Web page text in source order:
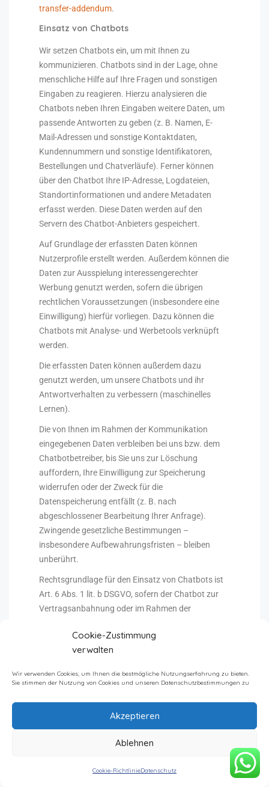
Cookie-Zustimmung
verwalten
Wir verwenden Cookies, um Ihnen die bestmögliche Nutzungserfahrung zu bieten.
Sie stimmen der Nutzung von Cookies und unseren Datenschutzbestimmungen zu
Akzeptieren
Ablehnen
Cookie-RichtlinieDatenschutz
transfer-addendum.
Einsatz von Chatbots
Wir setzen Chatbots ein, um mit Ihnen zu
kommunizieren. Chatbots sind in der Lage, ohne
menschliche Hilfe auf Ihre Fragen und sonstigen
Eingaben zu reagieren. Hierzu analysieren die
Chatbots neben Ihren Eingaben weitere Daten, um
passende Antworten zu geben (z. B. Namen, E-
Mail-Adressen und sonstige Kontaktdaten,
Kundennummern und sonstige Identifikatoren,
Bestellungen und Chatverläufe). Ferner können
über den Chatbot Ihre IP-Adresse, Logdateien,
Standortinformationen und andere Metadaten
erfasst werden. Diese Daten werden auf den
Servern des Chatbot-Anbieters gespeichert.
Auf Grundlage der erfassten Daten können
Nutzerprofile erstellt werden. Außerdem können die
Daten zur Ausspielung interessengerechter
Werbung genutzt werden, sofern die übrigen
rechtlichen Voraussetzungen (insbesondere eine
Einwilligung) hierfür vorliegen. Dazu können die
Chatbots mit Analyse- und Werbetools verknüpft
werden.
Die erfassten Daten können außerdem dazu
genutzt werden, um unsere Chatbots und ihr
Antwortverhalten zu verbessern (maschinelles
Lernen).
Die von Ihnen im Rahmen der Kommunikation
eingegebenen Daten verbleiben bei uns bzw. dem
Chatbotbetreiber, bis Sie uns zur Löschung
auffordern, Ihre Einwilligung zur Speicherung
widerrufen oder der Zweck für die
Datenspeicherung entfällt (z. B. nach
abgeschlossener Bearbeitung Ihrer Anfrage).
Zwingende gesetzliche Bestimmungen –
insbesondere Aufbewahrungsfristen – bleiben
unberührt.
Rechtsgrundlage für den Einsatz von Chatbots ist
Art. 6 Abs. 1 lit. b DSGVO, sofern der Chatbot zur
Vertragsanbahnung oder im Rahmen der
entsprechende Einwilligung abgefragt wurde,
erfolgt die Verarbeitung ausschließlich auf
Abs. 1 TTDSG, soweit die Einwilligung die
Device-Fingerprinting) im Sinne des TTDSG
umfasst. Die Einwilligung ist jederzeit widerrufbar.
Grundlage unseres berechtigten Interesses an einer